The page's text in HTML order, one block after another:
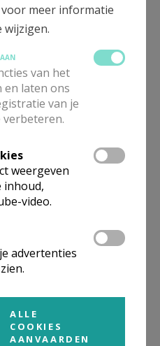
wordt
voor meer informatie
AAN
van het
en laten ons
van je
weergeven
inhoud,
video.
advertenties
ALLE
COOKIES
AANVAARDEN